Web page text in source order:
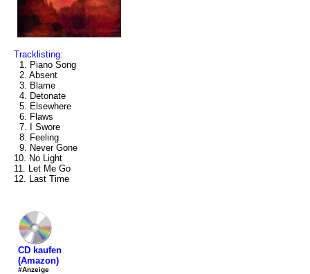
Tracklisting:
1. Piano Song
2. Absent
3. Blame
4. Detonate
5. Elsewhere
6. Flaws
7. I Swore
8. Feeling
9. Never Gone
10. No Light
11. Let Me Go
12. Last Time
CD kaufen
(Amazon)
#Anzeige